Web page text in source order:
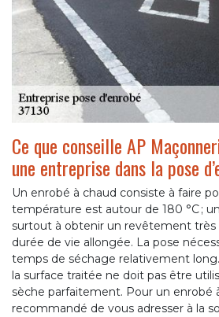
Ce que conseille AP
une entreprise dans la pose
Un enrobé à chaud consiste à faire
température est autour de 180 °C ;
surtout à obtenir un revêtement très
durée de vie allongée. La pose
temps de séchage relativement
la surface traitée ne doit pas être
sèche parfaitement. Pour un enrobé
recommandé de vous adresser à la